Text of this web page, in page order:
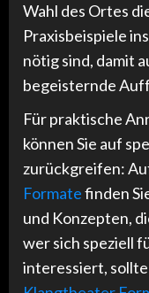
Wahl des Ortes
Praxisbeispiele
nötig sind, damit
begeisternde
Für praktische
können Sie auf
zurückgreifen:
Formatefinden
und Konzepten,
wer sich speziell
interessiert,